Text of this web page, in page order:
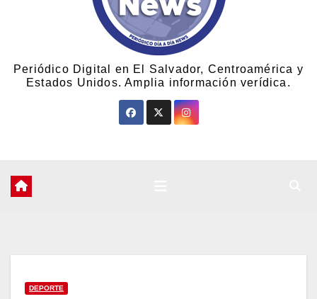
Periódico Digital en El Salvador, Centroamérica y
Estados Unidos. Amplia información verídica.
DEPORTE